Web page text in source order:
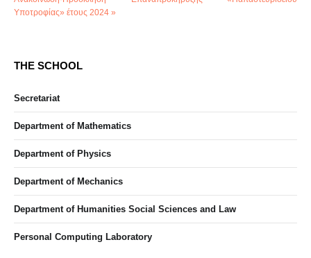
Υποτροφίας» έτους 2024 »
THE SCHOOL
Secretariat
Department of Mathematics
Department of Physics
Department of Mechanics
Department of Humanities Social Sciences and Law
Personal Computing Laboratory